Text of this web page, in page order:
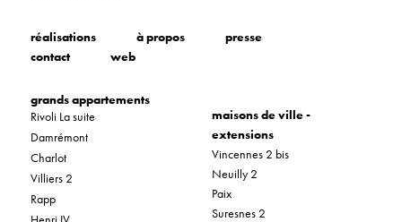
réalisations à propos
presse
contact
web
grands appartements
Rivoli La suite
Damrémont
Charlot
Villiers 2
Rapp
maisons de ville -
extensions
Vincennes 2 bis
Neuilly 2
Paix
Suresnes 2